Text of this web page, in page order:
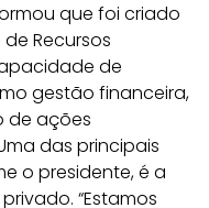
que foi criado
Recursos
de
gestão financeira,
de ações
das principais
o presidente, é a
“Estamos